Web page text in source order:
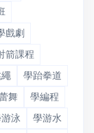
戲劇
箭課程
學跆拳道
舞
學編程
泳
學游水